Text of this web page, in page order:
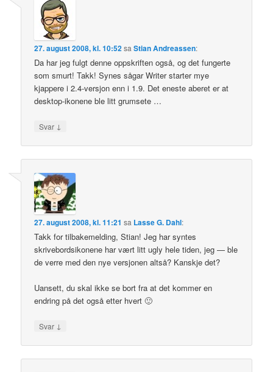
27. august 2008, kl. 10:52sa Stian Andreassen:
Da har jeg fulgt denne oppskriften også, og det fungerte
som smurt! Takk! Synes sågar Writer starter mye
kjappere i 2.4-versjon enn i 1.9. Det eneste aberet er at
desktop-ikonene ble litt grumsete …
Svar ↓
27. august 2008, kl. 11:21 sa Lasse G. Dahl:
Takk for tilbakemelding, Stian! Jeg har syntes
skrivebordsikonene har vært litt ugly hele tiden, jeg — ble
de verre med den nye versjonen altså? Kanskje det?
Uansett, du skal ikke se bort fra at det kommer en
endring på det også etter hvert 🙂
Svar ↓